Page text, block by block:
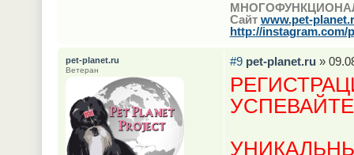
Сайт www.pet-
http://instagram.com/
#9 pet-planet.ru»
УСПЕВАЙТЕ
pet-planet.ru
Ветеран